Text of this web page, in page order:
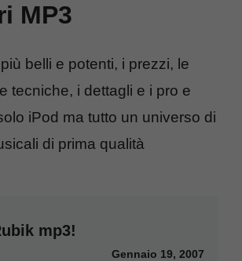
MP3
belli e potenti, i prezzi, le
tecniche, i dettagli e i pro e
iPod ma tutto un universo di
di prima qualità
mp3!
Gennaio 19, 2007